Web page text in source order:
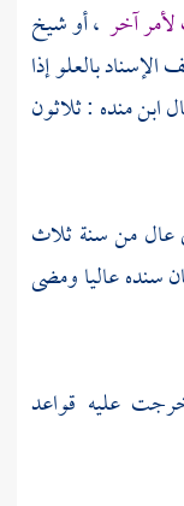
آخر ، أو شيخ
بالعلو إذا
ابن منده : ثلاثون
عال من سنة ثلاث
سنده عاليا ومضى
عليه قواعد